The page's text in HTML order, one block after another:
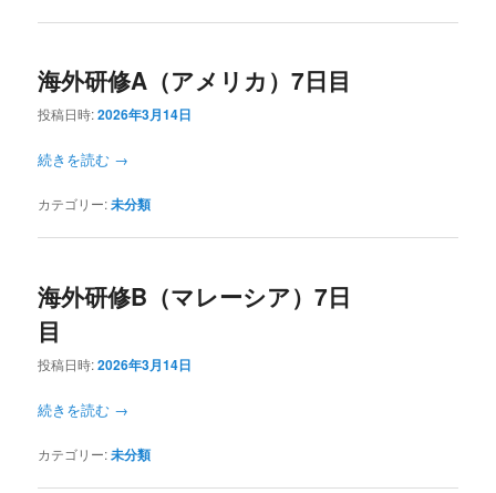
海外研修A（アメリカ）7日目
投稿日時:2026年3月14日
続きを読む →
カテゴリー:未分類
海外研修B（マレーシア）7日
目
投稿日時:2026年3月14日
続きを読む →
カテゴリー:未分類